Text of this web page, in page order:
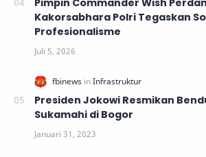
Kakorsabhara Polri Tegaskan
Profesionalisme
Presiden Jokowi Resmikan
Sukamahi di Bogor